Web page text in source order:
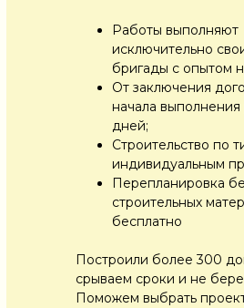
Работы выполняют
исключительно
бригады с опытом
От заключения
начала выполнения
дней;
Строительство по
индивидуальным
Перепланировка
строительных
бесплатно
Построили более 300
срываем сроки и не
Поможем выбрать